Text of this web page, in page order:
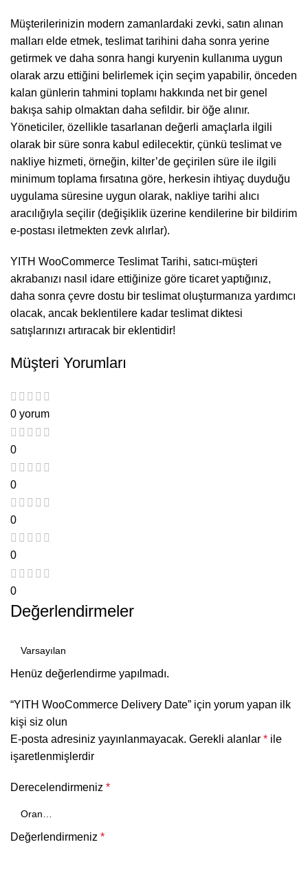
Müşterilerinizin modern zamanlardaki zevki, satın alınan
malları elde etmek, teslimat tarihini daha sonra yerine
getirmek ve daha sonra hangi kuryenin kullanıma uygun
olarak arzu ettiğini belirlemek için seçim yapabilir, önceden
kalan günlerin tahmini toplamı hakkında net bir genel
bakışa sahip olmaktan daha sefildir. bir öğe alınır.
Yöneticiler, özellikle tasarlanan değerli amaçlarla ilgili
olarak bir süre sonra kabul edilecektir, çünkü teslimat ve
nakliye hizmeti, örneğin, kilter’de geçirilen süre ile ilgili
minimum toplama fırsatına göre, herkesin ihtiyaç duyduğu
uygulama süresine uygun olarak, nakliye tarihi alıcı
aracılığıyla seçilir (değişiklik üzerine kendilerine bir bildirim
e-postası iletmekten zevk alırlar).
YITH WooCommerce Teslimat Tarihi, satıcı-müşteri
akrabanızı nasıl idare ettiğinize göre ticaret yaptığınız,
daha sonra çevre dostu bir teslimat oluşturmanıza yardımcı
olacak, ancak beklentilere kadar teslimat diktesi
satışlarınızı artıracak bir eklentidir!
Müşteri Yorumları
0 yorum
0
0
0
0
0
Değerlendirmeler
Henüz değerlendirme yapılmadı.
“YITH WooCommerce Delivery Date” için yorum yapan ilk
kişi siz olun
E-posta adresiniz yayınlanmayacak. Gerekli alanlar * ile
işaretlenmişlerdir
Derecelendirmeniz *
Değerlendirmeniz *